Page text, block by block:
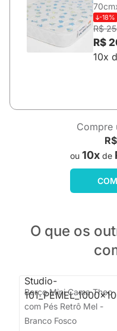
-18%
R$
R$
10x
Compre
ou 10xde
O que os
Berço Mini Cama Theo
com Pés Retrô Mel -
Branco Fosco